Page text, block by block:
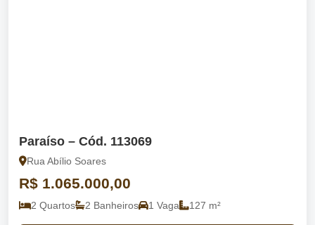
Paraíso – Cód. 113069
Rua Abílio Soares
R$ 1.065.000,00
2 Quartos 2 Banheiros 1 Vaga 127 m²